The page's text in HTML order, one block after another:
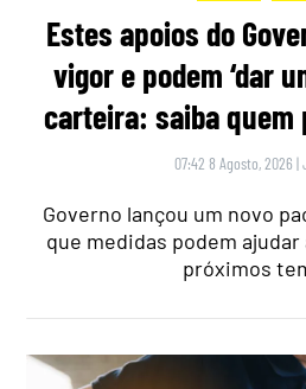
Estes apoios do
vigor e podem ‘dar
carteira: saiba quem
07:42 8 Agosto, 2026 |
Governo lançou um novo
que medidas podem
próximos